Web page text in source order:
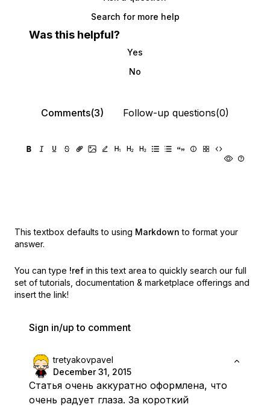
Search for more help
Was this helpful?
Yes
No
Comments(3) Follow-up questions(0)
This textbox defaults to using Markdown to format your
answer.
You can type !ref in this text area to quickly search our full
set of tutorials, documentation & marketplace offerings and
insert the link!
Sign in/up to comment
tretyakovpavel
December 31, 2015
Статья очень аккуратно оформлена, что
очень радует глаза. За короткий